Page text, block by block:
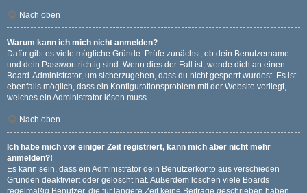
Nach oben
Warum kann ich mich nicht anmelden?
Dafür gibt es viele mögliche Gründe. Prüfe zunächst, ob dein Benutzername
und dein Passwort richtig sind. Wenn dies der Fall ist, wende dich an einen
Board-Administrator, um sicherzugehen, dass du nicht gesperrt wurdest. Es ist
ebenfalls möglich, dass ein Konfigurationsproblem mit der Website vorliegt,
welches ein Administrator lösen muss.
Nach oben
Ich habe mich vor einiger Zeit registriert, kann mich aber nicht mehr
anmelden?!
Es kann sein, dass ein Administrator dein Benutzerkonto aus verschieden
Gründen deaktiviert oder gelöscht hat. Außerdem löschen viele Boards
regelmäßig Benutzer, die für längere Zeit keine Beiträge geschrieben haben,